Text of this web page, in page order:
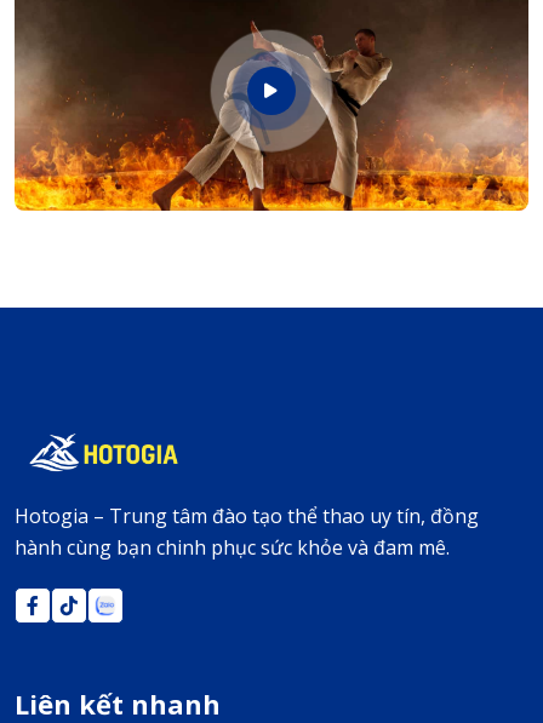
Hotogia – Trung tâm đào tạo thể thao uy tín, đồng
hành cùng bạn chinh phục sức khỏe và đam mê.
Liên kết nhanh